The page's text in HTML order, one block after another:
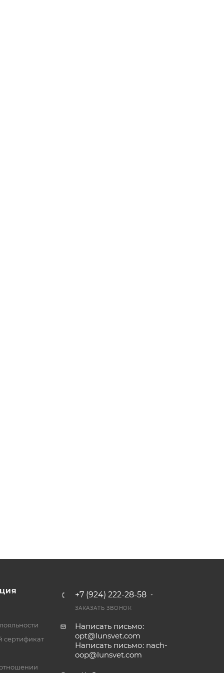
сертификат
+7 (924) 222-28-58
ЗАКАЗАТЬ ЗВОНОК
Написать письмо:
opt@lunsvet.com
Написать письмо: nach-
oop@lunsvet.com